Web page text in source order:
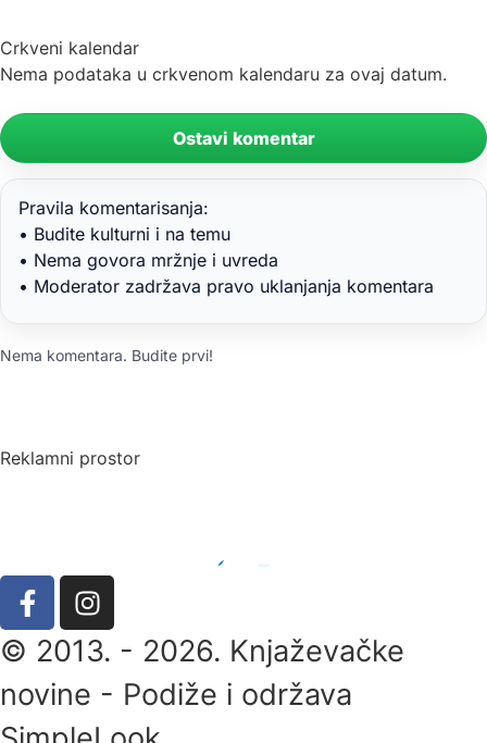
Crkveni kalendar
Nema podataka u crkvenom kalendaru za ovaj datum.
Ostavi komentar
Pravila komentarisanja:
• Budite kulturni i na temu
• Nema govora mržnje i uvreda
• Moderator zadržava pravo uklanjanja komentara
Nema komentara. Budite prvi!
Reklamni prostor
© 2013. - 2026. Knjaževačke
novine - Podiže i održava